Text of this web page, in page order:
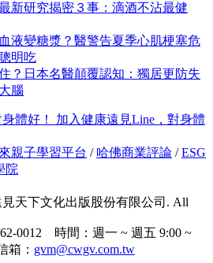
新研究揭密３事：滴酒不沾最健
液變糖漿？醫警告夏季心肌梗塞危
明吃
？日本名醫顛覆認知：獨居更防失
腦
加入健康遠見Line，對身體
親子學習平台 / 哈佛商業評論 /ESG
院
見天下文化出版股份有限公司. All
0012 時間：週一 ~ 週五 9:00 ~
箱： gvm@cwgv.com.tw